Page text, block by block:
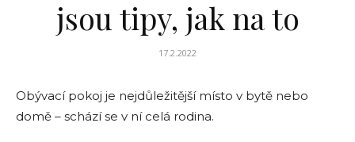
jsou tipy, jak na to
17.2.2022
Obývací pokoj je nejdůležitější místo v bytě nebo
domě – schází se v ní celá rodina.